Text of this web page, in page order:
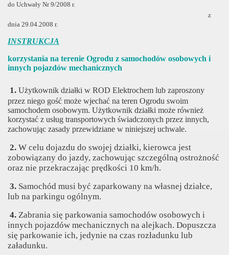
do Uchwały Nr 9/2008 r.
z
dnia 29.04.2008 r.
INSTRUKCJA
korzystania na terenie Ogrodu z samochodów osobowych i
innych pojazdów mechanicznych
1. Użytkownik działki w ROD Elektrochem lub zaproszony
przez niego gość może wjechać na teren Ogrodu swoim
samochodem osobowym. Użytkownik działki może również
korzystać z usług transportowych świadczonych przez innych,
zachowując zasady przewidziane w niniejszej uchwale.
2. W celu dojazdu do swojej działki, kierowca jest
zobowiązany do jazdy, zachowując szczególną ostrożność
oraz nie przekraczając prędkości 10 km/h.
3. Samochód musi być zaparkowany na własnej działce,
lub na parkingu ogólnym.
4. Zabrania się parkowania samochodów osobowych i
innych pojazdów mechanicznych na alejkach. Dopuszcza
się parkowanie ich, jedynie na czas rozładunku lub
załadunku.